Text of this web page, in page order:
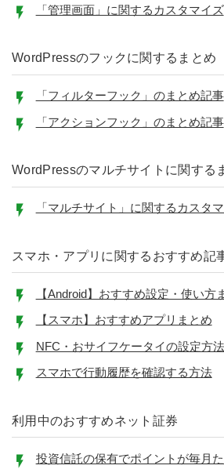
「管理画面」に関するカスタマイズ
WordPressのフックに関するまとめ
「フィルターフック」のまとめ記事
「アクションフック」のまとめ記事
WordPressのマルチサイトに関する
「マルチサイト」に関するカスタ
スマホ・アプリに関するおすすめ記
【Android】おすすめ設定・使い方
【スマホ】おすすめアプリまとめ
NFC・おサイフケータイの設定方法
スマホで行動履歴を確認する方法
利用中のおすすめネット証券
投資信託の保有でポイントが毎月